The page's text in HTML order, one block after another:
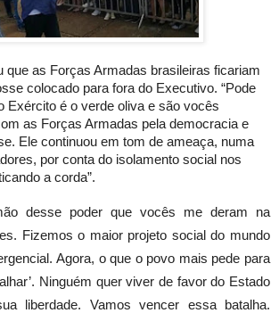
que as Forças Armadas brasileiras ficariam
colocado para fora do Executivo. “Pode
Exército é o verde oliva e são vocês
as Forças Armadas pela democracia e
Ele continuou em tom de ameaça, numa
por conta do isolamento social nos
a corda”.
desse poder que vocês me deram na
Fizemos o maior projeto social do mundo
Agora, o que o povo mais pede para
Ninguém quer viver de favor do Estado
liberdade. Vamos vencer essa batalha.